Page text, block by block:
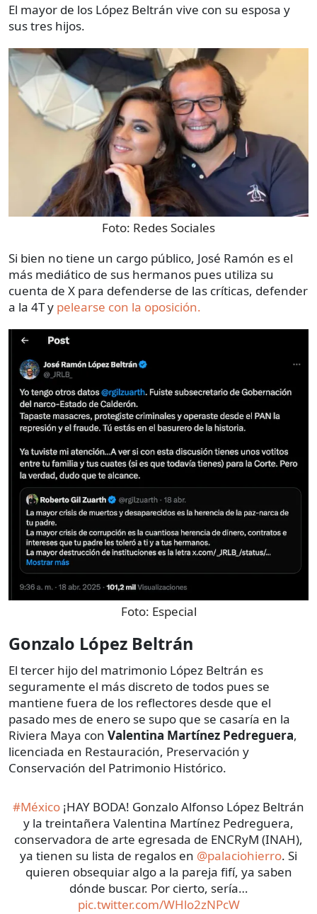
El mayor de los López Beltrán vive con su esposa y
sus tres hijos.
Foto: Redes Sociales
Si bien no tiene un cargo público, José Ramón es el
más mediático de sus hermanos pues utiliza su
cuenta de X para defenderse de las críticas, defender
a la 4T y pelearse con la oposición.
Foto: Especial
Gonzalo López Beltrán
El tercer hijo del matrimonio López Beltrán es
seguramente el más discreto de todos pues se
mantiene fuera de los reflectores desde que el
pasado mes de enero se supo que se casaría en la
Riviera Maya con Valentina Martínez Pedreguera,
licenciada en Restauración, Preservación y
Conservación del Patrimonio Histórico.
#México ¡HAY BODA! Gonzalo Alfonso López Beltrán
y la treintañera Valentina Martínez Pedreguera,
conservadora de arte egresada de ENCRyM (INAH),
ya tienen su lista de regalos en @palaciohierro. Si
quieren obsequiar algo a la pareja fifí, ya saben
dónde buscar. Por cierto, sería…
pic.twitter.com/WHlo2zNPcW